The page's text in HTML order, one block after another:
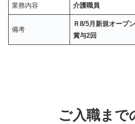
業務内容 介護職員
備考
Ｒ8/5月新規オープ
賞与2回
ご入職まで